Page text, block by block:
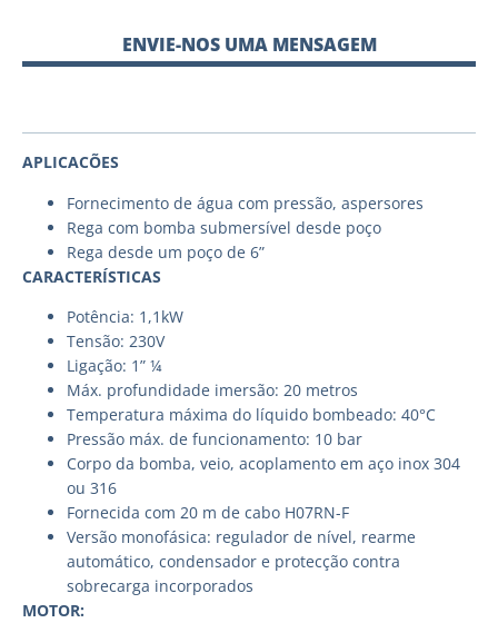
ENVIE-NOS UMA MENSAGEM
APLICACÕES
Fornecimento de água com pressão, aspersores
Rega com bomba submersível desde poço
Rega desde um poço de 6”
CARACTERÍSTICAS
Potência: 1,1kW
Tensão: 230V
Ligação: 1” ¼
Máx. profundidade imersão: 20 metros
Temperatura máxima do líquido bombeado: 40°C
Pressão máx. de funcionamento: 10 bar
Corpo da bomba, veio, acoplamento em aço inox 304
ou 316
Fornecida com 20 m de cabo H07RN-F
Versão monofásica: regulador de nível, rearme
automático, condensador e protecção contra
sobrecarga incorporados
MOTOR: